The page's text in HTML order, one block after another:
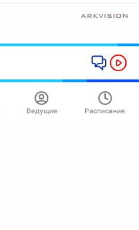
Ведущие Расписание